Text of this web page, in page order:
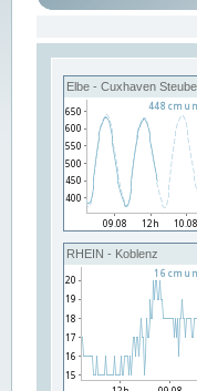
Elbe - Cuxhaven
RHEIN - Koblenz